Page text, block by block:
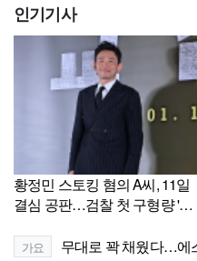
인기기사
황정민 스토킹 혐의 A씨, 11일
결심 공판…검찰 첫 구형량 '주
가요 무대로 꽉 채웠다…에